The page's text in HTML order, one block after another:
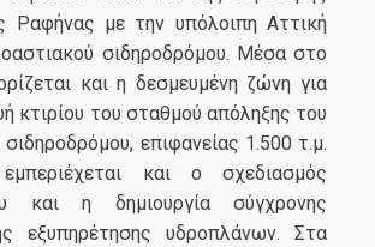
Ραφήνας με την υπόλοιπη Αττική
σιδηροδρόμου. Μέσα στο
και η δεσμευμένη ζώνη για
κτιρίου του σταθμού απόληξης του
επιφανείας 1.500 τ.μ.
και ο σχεδιασμός
και η δημιουργία σύγχρονης
εξυπηρέτησης υδροπλάνων. Στα